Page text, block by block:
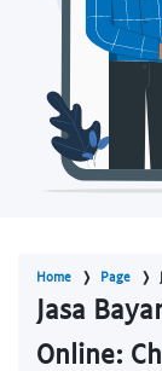
Home Page
Jasa
Online: